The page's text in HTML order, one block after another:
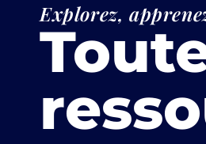
Explorez,